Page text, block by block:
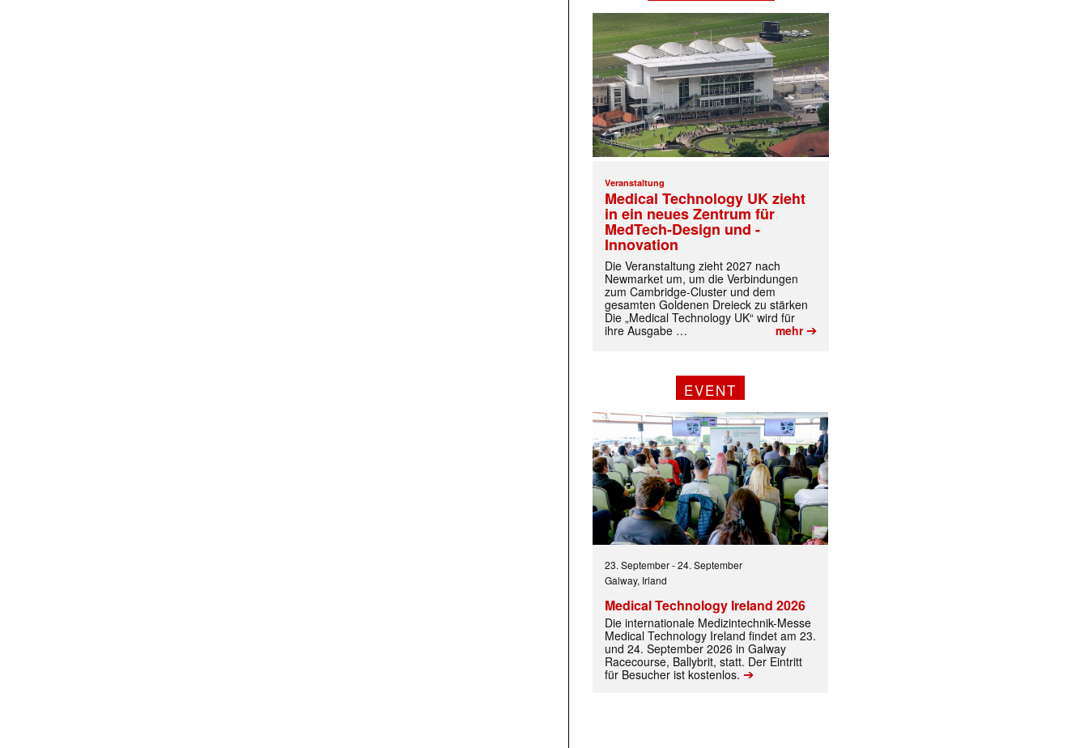
Veranstaltung
Medical Technology UK zieht
in ein neues Zentrum für
MedTech-Design und -
Innovation
Die Veranstaltung zieht 2027 nach
Newmarket um, um die Verbindungen
zum Cambridge-Cluster und dem
gesamten Goldenen Dreieck zu stärken
Die „Medical Technology UK“ wird für
ihre Ausgabe …
mehr➔
EVENT
23. September-24. September
Galway, Irland
Medical Technology Ireland 2026
Die internationale Medizintechnik-Messe
Medical Technology Ireland findet am 23.
und 24. September 2026 in Galway
Racecourse, Ballybrit, statt. Der Eintritt
für Besucher ist kostenlos. ➔